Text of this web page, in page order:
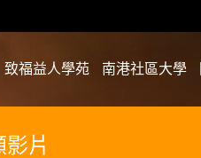
致福益人學苑 南港社區大學
片